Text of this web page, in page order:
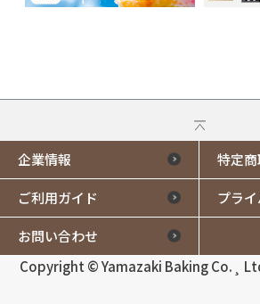
企業情報 特定
ご利用ガイド プラ
お問い合わせ
Copyright © Yamazaki Baking Co.¸